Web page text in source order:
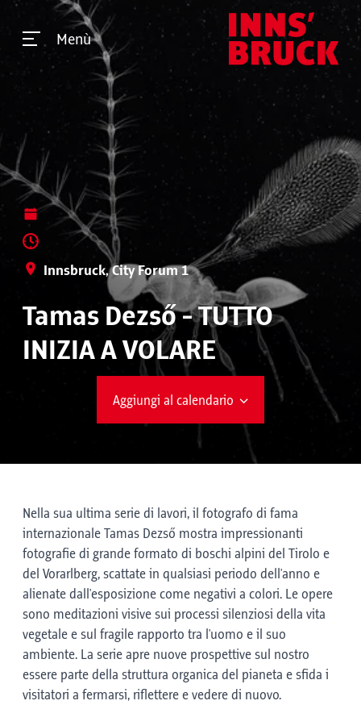
Menù
Innsbruck, City Forum 1
Tamas Dezső - TUTTO
INIZIA A VOLARE
Aggiungi al calendario
Nella sua ultima serie di lavori, il fotografo di fama
internazionale Tamas Dezső mostra impressionanti
fotografie di grande formato di boschi alpini del Tirolo e
del Vorarlberg, scattate in qualsiasi periodo dell'anno e
alienate dall'esposizione come negativi a colori. Le opere
sono meditazioni visive sui processi silenziosi della vita
vegetale e sul fragile rapporto tra l'uomo e il suo
ambiente. La serie apre nuove prospettive sul nostro
essere parte della struttura organica del pianeta e sfida i
visitatori a fermarsi, riflettere e vedere di nuovo.